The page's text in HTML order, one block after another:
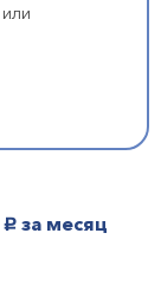
или
руб. за месяц